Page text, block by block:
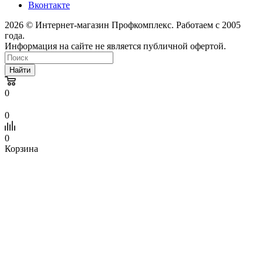
Вконтакте
2026 © Интернет-магазин Профкомплекс. Работаем с 2005
года.
Информация на сайте не является публичной офертой.
Найти
0
0
0
Корзина